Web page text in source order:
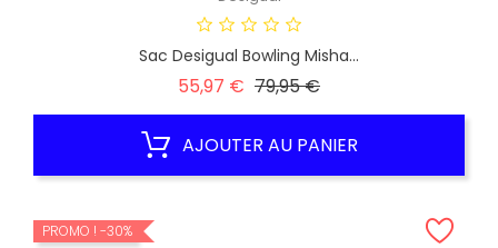
Sac Desigual Bowling Misha...
55,97 € Prix
79,95 €Prix
AJOUTER AU PANIER
PROMO ! -30%